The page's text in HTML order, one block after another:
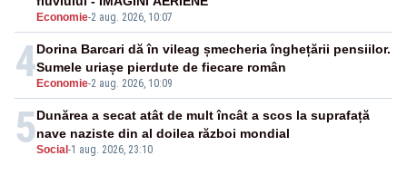
Economie-2 aug. 2026, 10:07
4 Economie-2 aug. 2026, 10:09
Dorina Barcari dă în vileag șmecheria înghețării pensiilor.
Sumele uriașe pierdute de fiecare român
5Social -1 aug. 2026, 23:10
Dunărea a secat atât de mult încât a scos la suprafață
nave naziste din al doilea război mondial